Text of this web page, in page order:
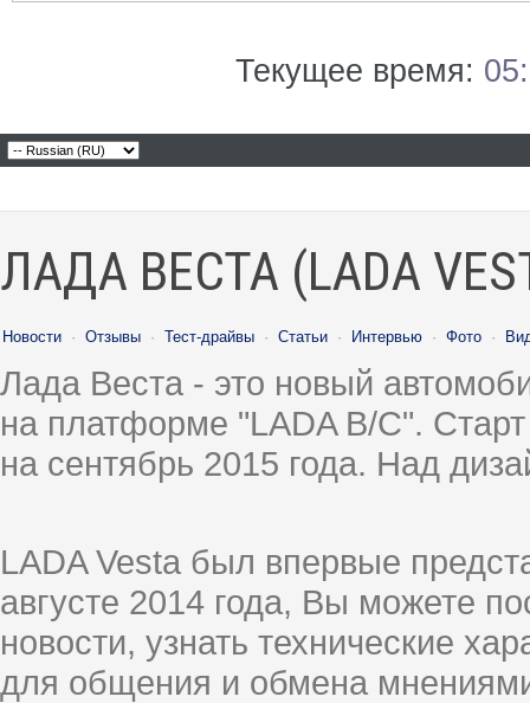
Текущее время:
ЛАДА ВЕСТА (LADA
Новости · Отзывы · Тест-драйвы · Статьи · Интервью · Фото ·
Лада Веста - это новый
на платформе "LADA B/C".
на сентябрь 2015 года. Над
LADA Vesta был впервые
августе 2014 года, Вы можете
новости, узнать технические
для общения и обмена